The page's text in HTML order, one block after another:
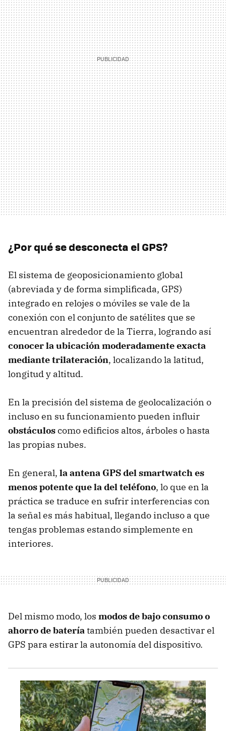
¿Por qué se desconecta el GPS?
El sistema de geoposicionamiento global
(abreviada y de forma simplificada, GPS)
integrado en relojes o móviles se vale de la
conexión con el conjunto de satélites que se
encuentran alrededor de la Tierra, logrando así
conocer la ubicación moderadamente exacta
mediante trilateración, localizando la latitud,
longitud y altitud.
En la precisión del sistema de geolocalización o
incluso en su funcionamiento pueden influir
obstáculoscomo edificios altos, árboles o hasta
las propias nubes.
En general, la antena GPS del smartwatch es
menos potente que la del teléfono, lo que en la
práctica se traduce en sufrir interferencias con
la señal es más habitual, llegando incluso a que
tengas problemas estando simplemente en
interiores.
Del mismo modo, los modos de bajo consumo o
ahorro de bateríatambién pueden desactivar el
GPS para estirar la autonomía del dispositivo.